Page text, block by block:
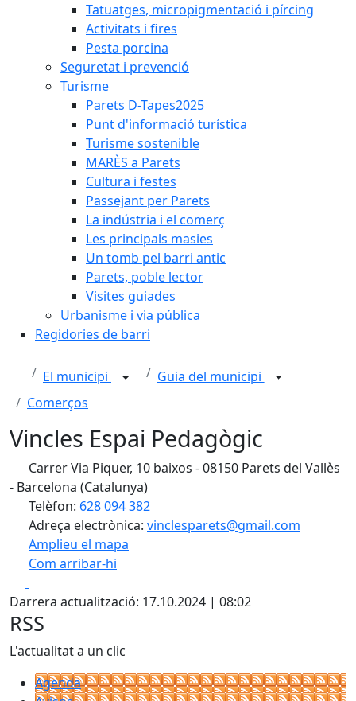
Tatuatges, micropigmentació i pírcing
Activitats i fires
Pesta porcina
Seguretat i prevenció
Turisme
Parets D-Tapes2025
Punt d'informació turística
Turisme sostenible
MARÈS a Parets
Cultura i festes
Passejant per Parets
La indústria i el comerç
Les principals masies
Un tomb pel barri antic
Parets, poble lector
Visites guiades
Urbanisme i via pública
Regidories de barri
El municipi
Guia del municipi
Comerços
Vincles Espai Pedagògic
Carrer Via Piquer, 10 baixos - 08150 Parets del Vallès
- Barcelona (Catalunya)
Telèfon: 628 094 382
Adreça electrònica: vinclesparets@gmail.com
Amplieu el mapa
Com arribar-hi
+
−
Darrera actualització: 17.10.2024 | 08:02
RSS
L'actualitat a un clic
Agenda